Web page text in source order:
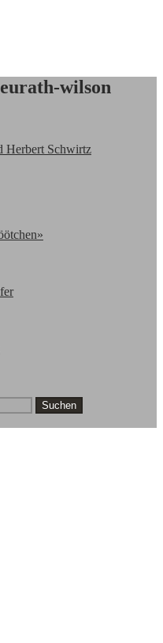
wilson
Herbert Schwirtz